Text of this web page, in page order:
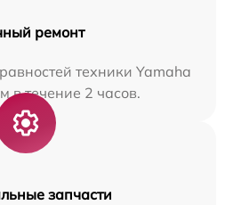
ремонт
техники Yamaha
в течение 2 часов.
запчасти